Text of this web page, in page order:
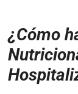
¿Cómo